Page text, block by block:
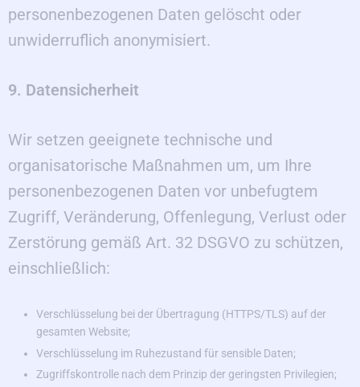
personenbezogenen Daten gelöscht oder
unwiderruflich anonymisiert.
9. Datensicherheit
Wir setzen geeignete technische und
organisatorische Maßnahmen um, um Ihre
personenbezogenen Daten vor unbefugtem
Zugriff, Veränderung, Offenlegung, Verlust oder
Zerstörung gemäß Art. 32 DSGVO zu schützen,
einschließlich:
Verschlüsselung bei der Übertragung (HTTPS/TLS) auf der
gesamten Website;
Verschlüsselung im Ruhezustand für sensible Daten;
Zugriffskontrolle nach dem Prinzip der geringsten Privilegien;